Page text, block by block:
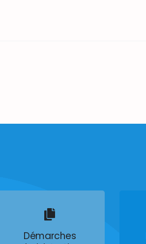
Démarches